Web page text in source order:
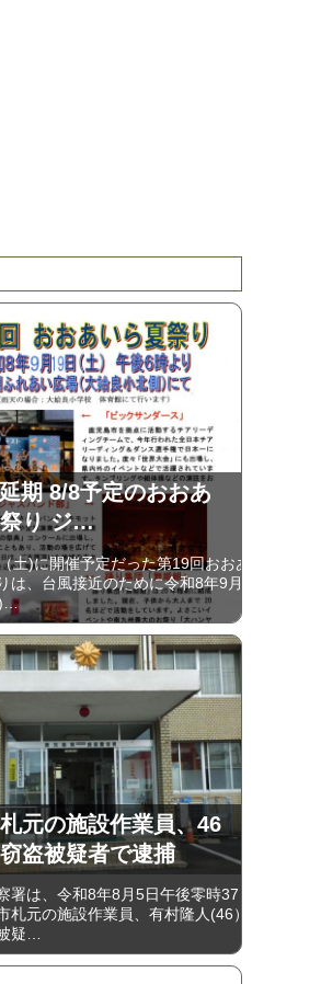
期 8/8予定のおおあ
り ジ…
土)に開催予定だった第19回おおあ
は、台風接近のために令和8年9月
)…
元の施設作業員、46
盗被疑者で逮捕
署は、令和8年8月5日午後零時37
札元の施設作業員、有村隆人(46）
疑…